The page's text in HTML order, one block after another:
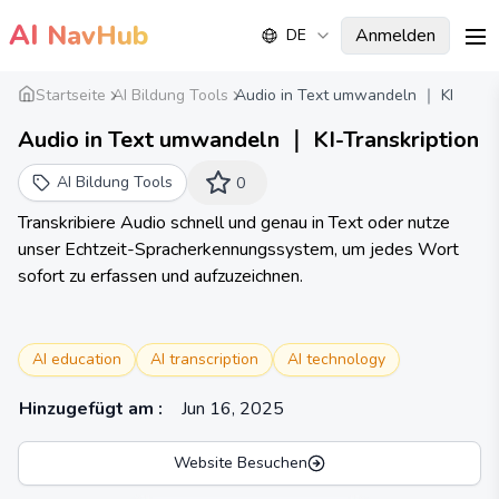
AI NavHub DE Anmelden
Startseite AI Bildung Tools Audio in Text umwandeln ｜ KI
Audio in Text umwandeln ｜ KI-Transkription
AI Bildung Tools 0
Transkribiere Audio schnell und genau in Text oder nutze
unser Echtzeit-Spracherkennungssystem, um jedes Wort
sofort zu erfassen und aufzuzeichnen.
AI education AI transcription AI technology
Hinzugefügt am : Jun 16, 2025
Website Besuchen